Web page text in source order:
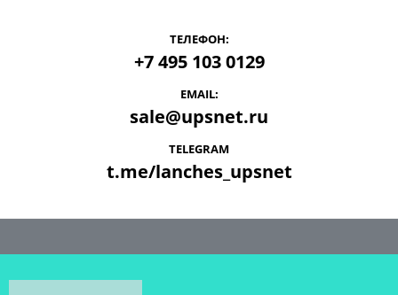
ТЕЛЕФОН:
+7 495 103 0129
EMAIL:
sale@upsnet.ru
TELEGRAM
t.me/lanches_upsnet